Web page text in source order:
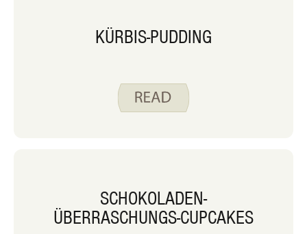
KÜRBIS-PUDDING
SCHOKOLADEN-
ÜBERRASCHUNGS-CUPCAKES